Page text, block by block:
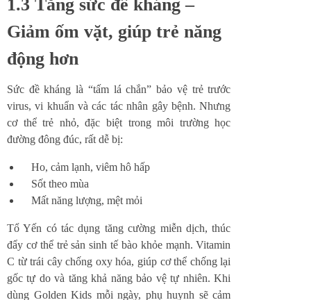
1.3 Tăng sức đề kháng –
Giảm ốm vặt, giúp trẻ năng
động hơn
Sức đề kháng là “tấm lá chắn” bảo vệ trẻ trước
virus, vi khuẩn và các tác nhân gây bệnh. Nhưng
cơ thể trẻ nhỏ, đặc biệt trong môi trường học
đường đông đúc, rất dễ bị:
Ho, cảm lạnh, viêm hô hấp
Sốt theo mùa
Mất năng lượng, mệt mỏi
Tổ Yến có tác dụng tăng cường miễn dịch, thúc
đẩy cơ thể trẻ sản sinh tế bào khỏe mạnh. Vitamin
C từ trái cây chống oxy hóa, giúp cơ thể chống lại
gốc tự do và tăng khả năng bảo vệ tự nhiên. Khi
dùng Golden Kids mỗi ngày, phụ huynh sẽ cảm